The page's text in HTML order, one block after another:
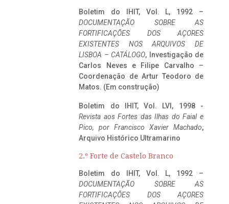
Boletim do IHIT, Vol. L, 1992 –
DOCUMENTAÇÃO SOBRE AS
FORTIFICAÇÕES DOS AÇORES
EXISTENTES NOS ARQUIVOS DE
LISBOA – CATÁLOGO, Investigação de
Carlos Neves e Filipe Carvalho –
Coordenação de Artur Teodoro de
Matos. (Em construção)
Boletim do IHIT, Vol. LVI, 1998 -
Revista aos Fortes das Ilhas do Faial e
Pico, por Francisco Xavier Machado,
Arquivo Histórico Ultramarino
2.º Forte de Castelo Branco
Boletim do IHIT, Vol. L, 1992 –
DOCUMENTAÇÃO SOBRE AS
FORTIFICAÇÕES DOS AÇORES